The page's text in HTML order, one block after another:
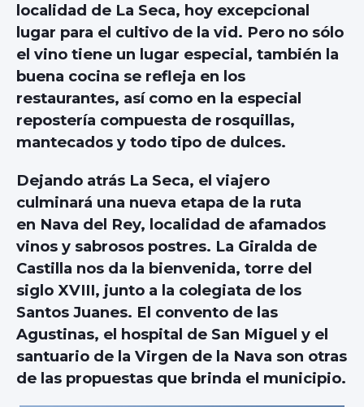
localidad de La Seca, hoy excepcional
lugar para el cultivo de la vid. Pero no sólo
el vino tiene un lugar especial, también la
buena cocina se refleja en los
restaurantes, así como en la especial
repostería compuesta de rosquillas,
mantecados y todo tipo de dulces.
Dejando atrás La Seca, el viajero
culminará una nueva etapa de la ruta
en Nava del Rey, localidad de afamados
vinos y sabrosos postres. La Giralda de
Castilla nos da la bienvenida, torre del
siglo XVIII, junto a la colegiata de los
Santos Juanes. El convento de las
Agustinas, el hospital de San Miguel y el
santuario de la Virgen de la Nava son otras
de las propuestas que brinda el municipio.